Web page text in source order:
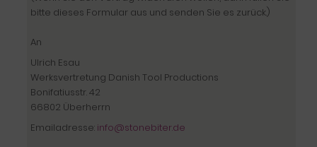
bitte dieses Formular aus und senden Sie es zurück.)
An
Ulrich Esau
Werksvertretung Danish Tool Productions
Bonifatiusstr. 42
66802 Überherrn
Emailadresse: info@stonebiter.de